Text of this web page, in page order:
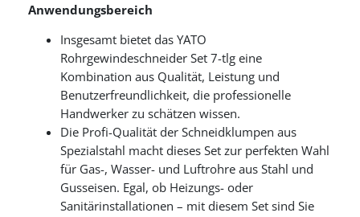
Anwendungsbereich
Insgesamt bietet das YATO
Rohrgewindeschneider Set 7-tlg eine
Kombination aus Qualität, Leistung und
Benutzerfreundlichkeit, die professionelle
Handwerker zu schätzen wissen.
Die Profi-Qualität der Schneidklumpen aus
Spezialstahl macht dieses Set zur perfekten Wahl
für Gas-, Wasser- und Luftrohre aus Stahl und
Gusseisen. Egal, ob Heizungs- oder
Sanitärinstallationen – mit diesem Set sind Sie